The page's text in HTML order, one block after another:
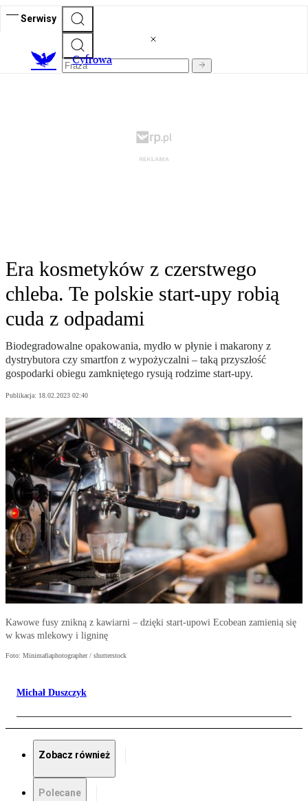
Serwisy
Cyfrowa
Era kosmetyków z czerstwego
chleba. Te polskie start-upy robią
cuda z odpadami
Biodegradowalne opakowania, mydło w płynie i makarony z
dystrybutora czy smartfon z wypożyczalni – taką przyszłość
gospodarki obiegu zamkniętego rysują rodzime start-upy.
Publikacja: 18.02.2023 02:40
Kawowe fusy znikną z kawiarni – dzięki start-upowi Ecobean zamienią się
w kwas mlekowy i ligninę
Foto: Minimafiaphotographer / shutterstock
Michał Duszczyk
Zobacz również
Polecane